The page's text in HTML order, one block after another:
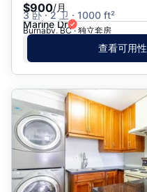
$900/月
3 卧 · 2 卫 · 1000 ft²
Marine Dr
Burnaby, BC · 独立套房
查看可用性